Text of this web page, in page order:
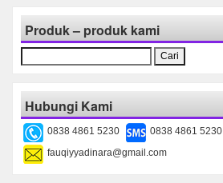
Produk – produk kami
untuk:
Hubungi Kami
0838 4861 5230 0838 4861 5230
fauqiyyadinara@gmail.com